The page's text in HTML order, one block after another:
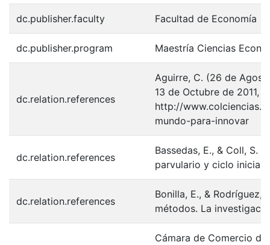
dc.publisher.faculty Facultad de Economía
dc.publisher.program Maestría Ciencias
dc.relation.references
Aguirre, C. (26 de
13 de Octubre de 2011,
http://
mundo-para-innovar
dc.relation.references
Bassedas, E., & Coll, S.
parvulario y ciclo inicial.
dc.relation.references
Bonilla, E., & Rodríguez,
métodos. La
Cámara de Comercio